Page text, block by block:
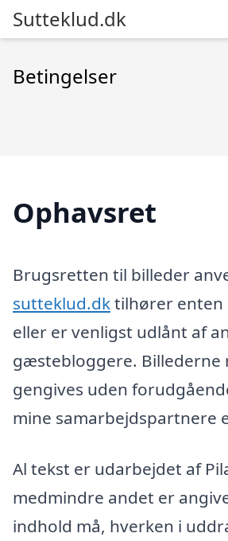
Sutteklud.dk
Betingelser
Ophavsret
Brugsretten til billeder
sutteklud.dktilhører enten
eller er venligst udlånt af
gæstebloggere. Billederne
gengives uden
mine samarbejdspartnere
Al tekst er udarbejdet af
medmindre andet er
indhold må, hverken i